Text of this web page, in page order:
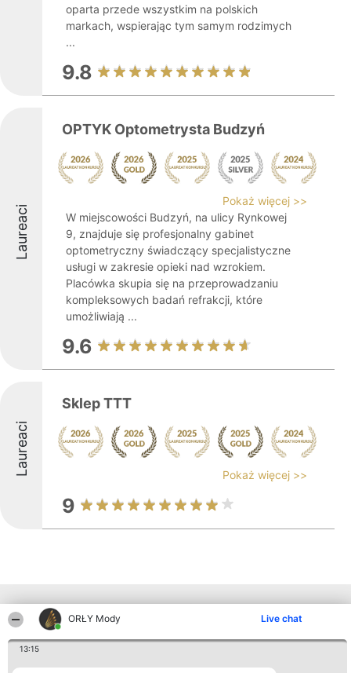
ORŁY Mody Live chat
13:15
oparta przede wszystkim na polskich
markach, wspierając tym samym rodzimych
...
9.8
Laureaci
OPTYK Optometrysta Budzyń
Pokaż więcej >>
W miejscowości Budzyń, na ulicy Rynkowej
9, znajduje się profesjonalny gabinet
optometryczny świadczący specjalistyczne
usługi w zakresie opieki nad wzrokiem.
Placówka skupia się na przeprowadzaniu
kompleksowych badań refrakcji, które
umożliwiają ...
9.6
Laureaci
Sklep TTT
Pokaż więcej >>
9
Inne firmy z województwa